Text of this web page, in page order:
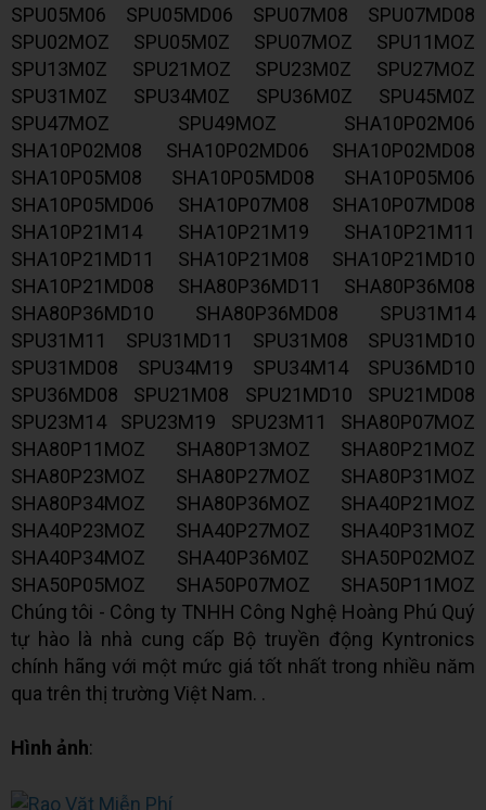
SPU05M06 SPU05MD06 SPU07M08 SPU07MD08
SPU02MOZ SPU05M0Z SPU07MOZ SPU11MOZ
SPU13M0Z SPU21MOZ SPU23M0Z SPU27MOZ
SPU31M0Z SPU34M0Z SPU36M0Z SPU45M0Z
SPU47MOZ SPU49MOZ SHA10P02M06
SHA10P02M08 SHA10P02MD06 SHA10P02MD08
SHA10P05M08 SHA10P05MD08 SHA10P05M06
SHA10P05MD06 SHA10P07M08 SHA10P07MD08
SHA10P21M14 SHA10P21M19 SHA10P21M11
SHA10P21MD11 SHA10P21M08 SHA10P21MD10
SHA10P21MD08 SHA80P36MD11 SHA80P36M08
SHA80P36MD10 SHA80P36MD08 SPU31M14
SPU31M11 SPU31MD11 SPU31M08 SPU31MD10
SPU31MD08 SPU34M19 SPU34M14 SPU36MD10
SPU36MD08 SPU21M08 SPU21MD10 SPU21MD08
SPU23M14 SPU23M19 SPU23M11 SHA80P07MOZ
SHA80P11MOZ SHA80P13MOZ SHA80P21MOZ
SHA80P23MOZ SHA80P27MOZ SHA80P31MOZ
SHA80P34MOZ SHA80P36MOZ SHA40P21MOZ
SHA40P23MOZ SHA40P27MOZ SHA40P31MOZ
SHA40P34MOZ SHA40P36M0Z SHA50P02MOZ
SHA50P05MOZ SHA50P07MOZ SHA50P11MOZ
Chúng tôi - Công ty TNHH Công Nghệ Hoàng Phú Quý
tự hào là nhà cung cấp Bộ truyền động Kyntronics
chính hãng với một mức giá tốt nhất trong nhiều năm
qua trên thị trường Việt Nam. .
Hình ảnh: